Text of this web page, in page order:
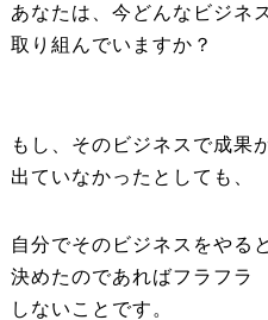
あなたは、今どんなビジネ
取り組んでいますか？
もし、そのビジネスで成果
出ていなかったとしても、
自分でそのビジネスをやると
決めたのであればフラフラ
しないことです。